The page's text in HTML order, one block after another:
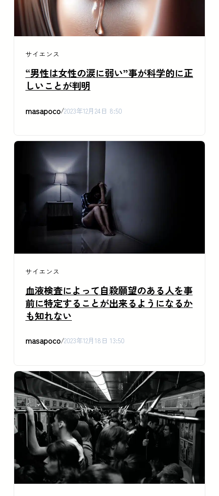
サイエンス
“男性は女性の涙に弱い”事が科学的に正
しいことが判明
masapoco/2023年12月24日 8:50
サイエンス
血液検査によって自殺願望のある人を事
前に特定することが出来るようになるか
も知れない
masapoco/2023年12月18日 13:50